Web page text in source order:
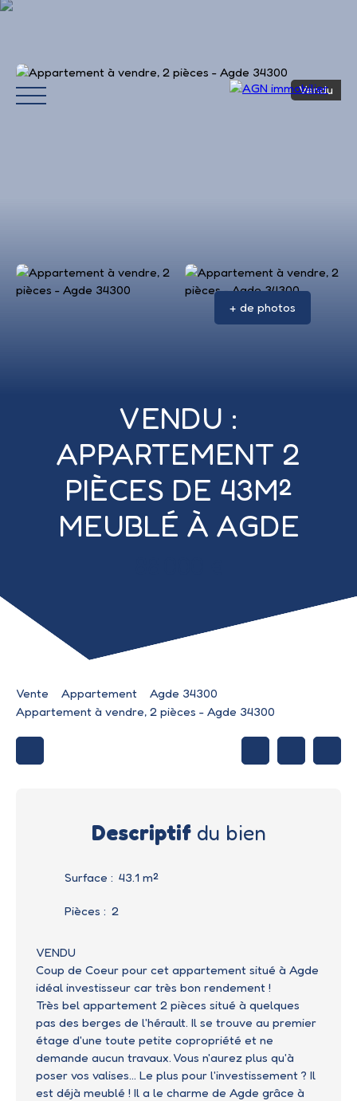
Accueil Acheter Louer Vendre
Vendu
+ de photos
VENDU :
APPARTEMENT 2
PIÈCES DE 43M²
MEUBLÉ À AGDE
Vente Appartement
Agde 34300
Appartement à vendre, 2 pièces - Agde 34300
Descriptifdu bien
Surface : 43.1 m²
Pièces : 2
VENDU
Coup de Coeur pour cet appartement situé à Agde
idéal investisseur car très bon rendement !
Très bel appartement 2 pièces situé à quelques
pas des berges de l'hérault. Il se trouve au premier
étage d'une toute petite copropriété et ne
demande aucun travaux. Vous n'aurez plus qu'à
poser vos valises... Le plus pour l'investissement ? Il
est déjà meublé ! Il a le charme de Agde grâce à